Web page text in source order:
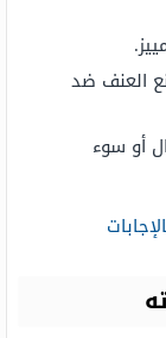
العنف ضد
أو سوء